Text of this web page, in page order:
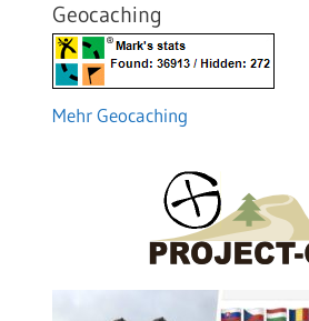
Geocaching
Mehr Geocaching